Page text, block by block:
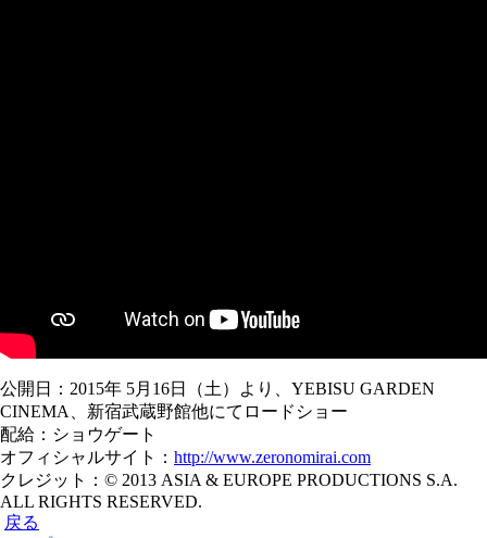
公開日：2015年 5月16日（土）より、YEBISU GARDEN
CINEMA、新宿武蔵野館他にてロードショー
配給：ショウゲート
オフィシャルサイト： http://www.zeronomirai.com
クレジット：© 2013 ASIA & EUROPE PRODUCTIONS S.A.
ALL RIGHTS RESERVED.
戻る